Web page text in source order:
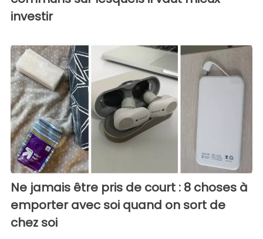
investir
Ne jamais être pris de court : 8 choses à
emporter avec soi quand on sort de
chez soi